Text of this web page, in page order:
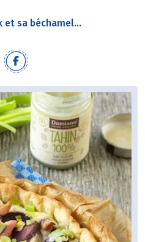
et sa béchamel...